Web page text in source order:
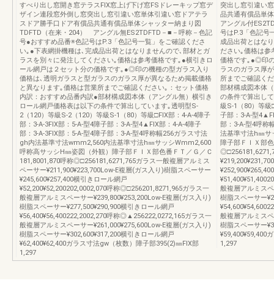
すべり出し窓開き窓テラスFIX窓上げ下げ窓FSドレーキップ窓デ
ザイン連段窓外倒し窓突出し窓引違い窓単体引違い窓ドアテラ
スドア勝手口ドア有償品共通有償品単体シャッター納まり図
TDFTD（在来・204） アングル無ES2TDFTD－■－呼称－色記
号●おすすめ品番※色記号はP.3「色記号一覧」をご確認くださ
い｡●下表網掛機種は､完成品出荷とはなりませんので､部材とガ
ラスを別々に発注してください｡価格は参考価格です｡●横引きロ
ール網戸は２セット分の価格です｡●◎印の機種の型ガラス入り
価格は､透明ガラスと型ガラスのガラス厚が異なるため掲載価格
と異なります｡価格は営業所までご確認ください｡：セット価格
内訳：おすすめ品番内訳●部材構成図本体（アングル無）横引き
ロール網戸価格表は以下の条件で算出しています｡透明型S-
2（120）等級S-2（120）等級S-1（80）等級□FIX部：4-A-4障子
部：3-A-3FIX部：5-A-型4障子部：3-A-型4▲FIX部：4-A-4障子
部：3-A-3FIX部：5-A-型4障子部：3-A-型4呼称幅256ガラス寸法
gh内法基準寸法wmm2,560内法基準寸法h㎜サッシWmm2,600
呼称高サッシH㎜姿図（外観）障子部ＦＩＸ部色番ＦＴ／Ｇ／Ｃ
181,8001,870呼称◎□256181,6271,765ガラス一般複層アルミス
ペーサー¥211,900¥223,700Low-E複層(ガス入り)樹脂スペーサー
¥245,600¥257,400横引きロール網戸
¥52,200¥52,200202,0002,070呼称◎□256201,8271,965ガラス一
般複層アルミスペーサー¥239,800¥253,200Low-E複層(ガス入り)
樹脂スペーサー¥277,500¥290,900横引きロール網戸
¥56,400¥56,400222,2002,270呼称◎▲256222,0272,165ガラス一
般複層アルミスペーサー¥261,000¥275,600Low-E複層(ガス入り)
樹脂スペーサー¥302,600¥317,200横引きロール網戸
¥62,400¥62,400ガラス寸法gw（枚数）障子部395(2)㎜FIX部
1,297
突出し窓引違い
品共通有償品単
アングル付
号はP.3「色記号
成品出荷とはな
ださい｡価格は参
価格です｡●◎印
ラスのガラス厚
所までご確認く
部材構成図本体
の条件で算出し
級S-1（80）等級
子部：3-A-型
部：3-A-型4呼称
法基準寸法h㎜サ
障子部ＦＩＸ部
般複層アルミス
樹脂スペーサー
般複層アルミス
樹脂スペーサー
¥59,400¥59,400
1,297